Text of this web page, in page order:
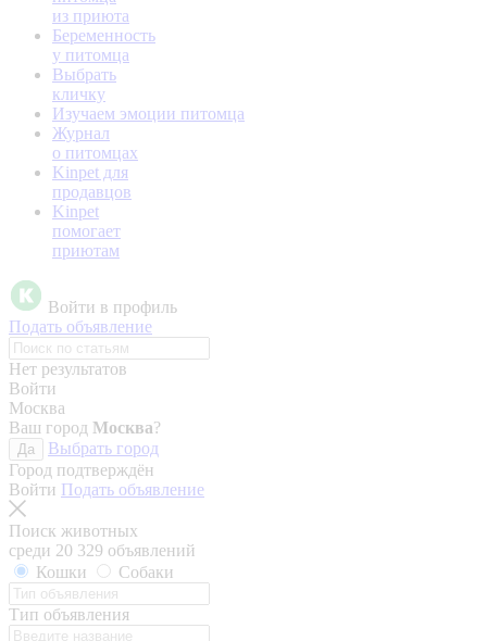
из приюта
Беременность
у питомца
Выбрать
кличку
Изучаем эмоции питомца
Журнал
о питомцах
Kinpet для
продавцов
Kinpet
помогает
приютам
Войти в профиль
Подать объявление
Нет результатов
Войти
Москва
Ваш город Москва?
Да
Выбрать город
Город подтверждён
Войти Подать объявление
Поиск животных
среди 20 329 объявлений
Кошки
Собаки
Тип объявления